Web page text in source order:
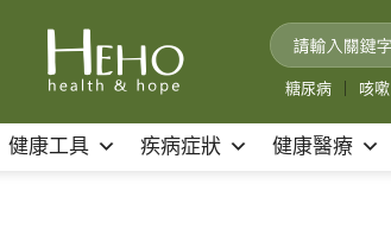
糖尿病 咳嗽
健康工具 疾病症狀 健康醫療